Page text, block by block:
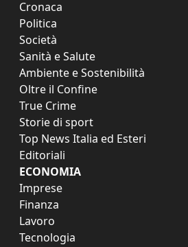
Cronaca
Politica
Società
Sanità e Salute
Ambiente e Sostenibilità
Oltre il Confine
True Crime
Storie di sport
Top News Italia ed Esteri
Editoriali
ECONOMIA
Imprese
Finanza
Lavoro
Tecnologia